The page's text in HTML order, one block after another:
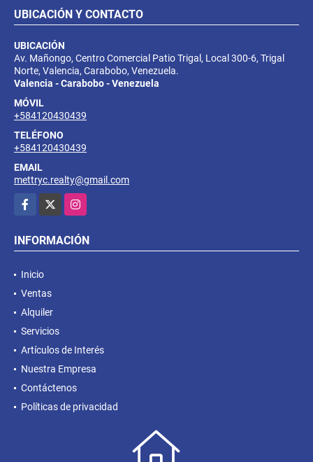
UBICACIÓN Y CONTACTO
UBICACIÓN
Av. Mañongo, Centro Comercial Patio Trigal, Local 300-6, Trigal
Norte, Valencia, Carabobo, Venezuela.
Valencia - Carabobo - Venezuela
MÓVIL
+584120430439
TELÉFONO
+584120430439
EMAIL
mettryc.realty@gmail.com
Facebook
Instagram
INFORMACIÓN
Inicio
Ventas
Alquiler
Servicios
Artículos de Interés
Nuestra Empresa
Contáctenos
Políticas de privacidad